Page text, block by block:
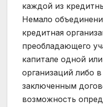
каждой из
Немало
кредитная
преобладающего
капитале одной
организаций либо
заключенным
возможность